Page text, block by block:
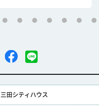
三田シティハウス